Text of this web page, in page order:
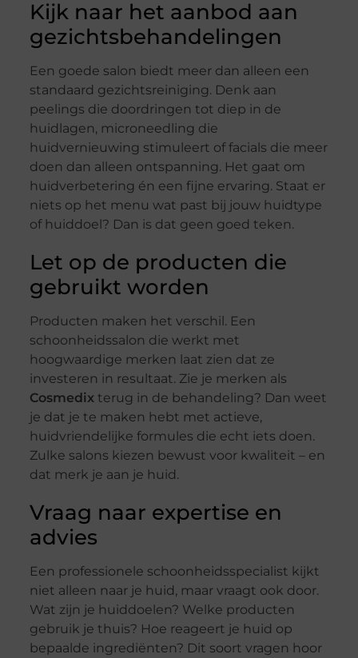
Kijk naar het aanbod aan
gezichtsbehandelingen
Een goede salon biedt meer dan alleen een
standaard gezichtsreiniging. Denk aan
peelings die doordringen tot diep in de
huidlagen, microneedling die
huidvernieuwing stimuleert of facials die meer
doen dan alleen ontspanning. Het gaat om
huidverbetering én een fijne ervaring. Staat er
niets op het menu wat past bij jouw huidtype
of huiddoel? Dan is dat geen goed teken.
Let op de producten die
gebruikt worden
Producten maken het verschil. Een
schoonheidssalon die werkt met
hoogwaardige merken laat zien dat ze
investeren in resultaat. Zie je merken als
Cosmedixterug in de behandeling? Dan weet
je dat je te maken hebt met actieve,
huidvriendelijke formules die echt iets doen.
Zulke salons kiezen bewust voor kwaliteit – en
dat merk je aan je huid.
Vraag naar expertise en
advies
Een professionele schoonheidsspecialist kijkt
niet alleen naar je huid, maar vraagt ook door.
Wat zijn je huiddoelen? Welke producten
gebruik je thuis? Hoe reageert je huid op
bepaalde ingrediënten? Dit soort vragen hoor